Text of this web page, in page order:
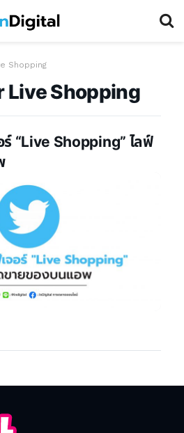
Shopping
Live Shopping
“Live Shopping” ไลฟ์